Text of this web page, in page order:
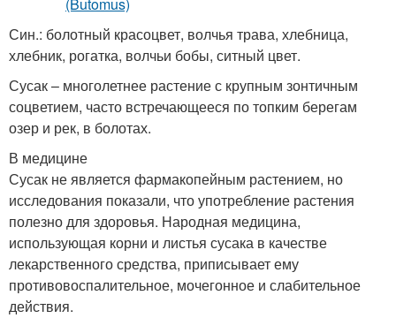
Син.: болотный красоцвет, волчья трава, хлебница,
хлебник, рогатка, волчьи бобы, ситный цвет.
Сусак – многолетнее растение с крупным зонтичным
соцветием, часто встречающееся по топким берегам
озер и рек, в болотах.
В медицине
Сусак не является фармакопейным растением, но
исследования показали, что употребление растения
полезно для здоровья. Народная медицина,
использующая корни и листья сусака в качестве
лекарственного средства, приписывает ему
противовоспалительное, мочегонное и слабительное
действия.